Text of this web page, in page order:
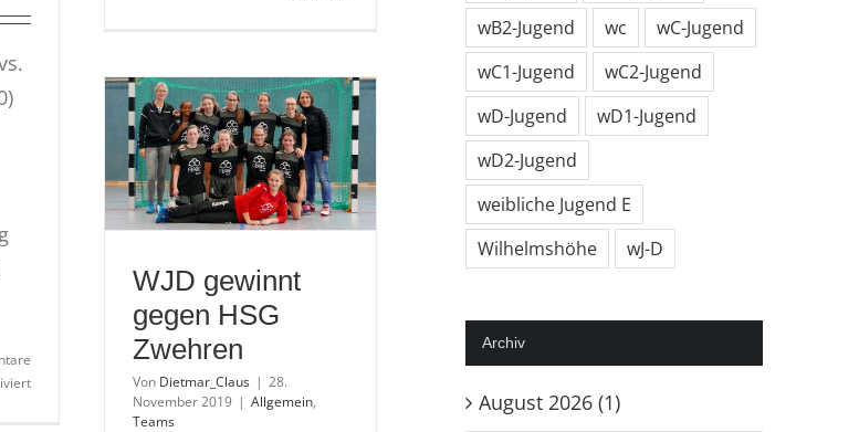
TSG
ein
voller
Erfolg!
für
WJD gewinnt
gegen HSG
Zwehren
Von Dietmar_Claus | 28.
November 2019 | Allgemein,
Teams
wB2-Jugend
wc
wC-Jugend
wC1-Jugend
wC2-Jugend
wD-Jugend
wD1-Jugend
wD2-Jugend
weibliche Jugend E
Wilhelmshöhe
wJ-D
Archiv
August 2026 (1)